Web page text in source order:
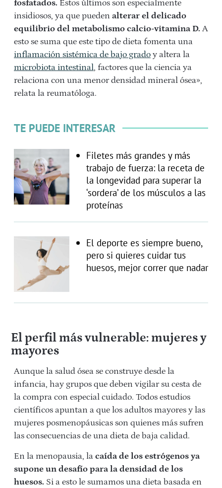
fosfatados. Estos últimos son especialmente
insidiosos, ya que pueden alterar el delicado
equilibrio del metabolismo calcio-vitamina D. A
esto se suma que este tipo de dieta fomenta una
inflamación sistémica de bajo grado y altera la
microbiota intestinal, factores que la ciencia ya
relaciona con una menor densidad mineral ósea»,
relata la reumatóloga.
TE PUEDE INTERESAR
Filetes más grandes y más
trabajo de fuerza: la receta de
la longevidad para superar la
‘sordera’ de los músculos a las
proteínas
El deporte es siempre bueno,
pero si quieres cuidar tus
huesos, mejor correr que nadar
El perfil más vulnerable: mujeres y
mayores
Aunque la salud ósea se construye desde la
infancia, hay grupos que deben vigilar su cesta de
la compra con especial cuidado. Todos estudios
científicos apuntan a que los adultos mayores y las
mujeres posmenopáusicas son quienes más sufren
las consecuencias de una dieta de baja calidad.
En la menopausia, la caída de los estrógenos ya
supone un desafío para la densidad de los
huesos. Si a esto le sumamos una dieta basada en